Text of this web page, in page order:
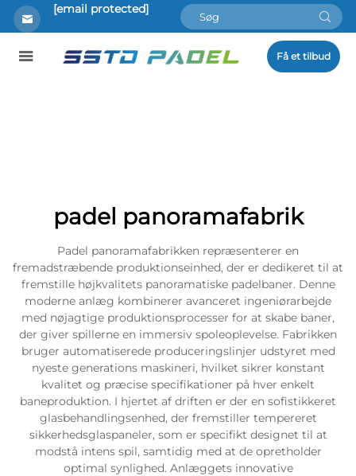
[email protected]
Få et tilbud
padel panoramafabrik
Padel panoramafabrikken repræsenterer en
fremadstræbende produktionseinhed, der er dedikeret til at
fremstille højkvalitets panoramatiske padelbaner. Denne
moderne anlæg kombinerer avanceret ingeniørarbejde
med nøjagtige produktionsprocesser for at skabe baner,
der giver spillerne en immersiv spoleoplevelse. Fabrikken
bruger automatiserede produceringslinjer udstyret med
nyeste generations maskineri, hvilket sikrer konstant
kvalitet og præcise specifikationer på hver enkelt
baneproduktion. I hjertet af driften er der en sofistikkeret
glasbehandlingsenhed, der fremstiller tempereret
sikkerhedsglaspaneler, som er specifikt designet til at
modstå intens spil, samtidig med at de opretholder
optimal synlighed. Anlæggets innovative